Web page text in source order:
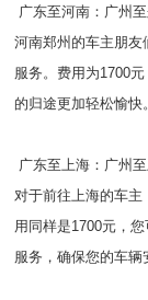
广东至河南：广州至
河南郑州的车主朋
服务。费用为1700
的归途更加轻松愉快。
广东至上海：广州
对于前往上海的车
用同样是1700元，
服务，确保您的车辆